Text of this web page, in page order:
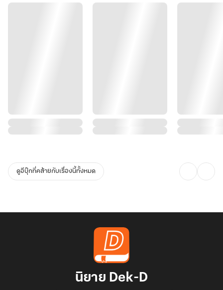
ดูอีบุ๊กที่คล้ายกับเรื่องนี้ทั้งหมด
นิยาย Dek-D